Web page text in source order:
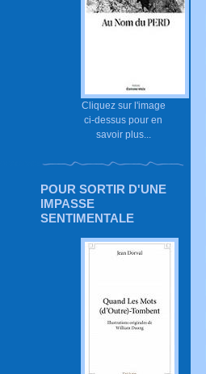
Cliquez sur l'image
ci-dessus pour en
savoir plus...
POUR SORTIR D'UNE
IMPASSE
SENTIMENTALE